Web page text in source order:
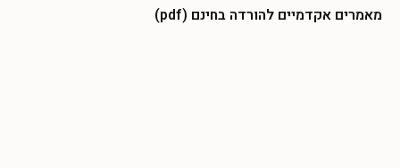
מאמרים אקדמיים להורדה בחינם (pdf)